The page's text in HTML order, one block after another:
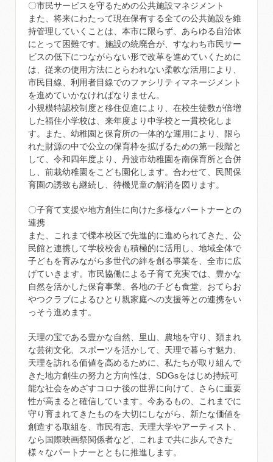
〇市民サービスを守るための公共施設マネジメント
また、将来にわたって現在保有する全ての公共施設を維
持管理していくことは、本市に限らず、あらゆる自治体
にとって困難です。施設の統廃合が、すなわち市民サー
ビスの低下につながらない形で改革を進めていくために
は、従来の使用方法にとらわれない柔軟な活用により、
市民目線、利用者目線でのファシリティマネージメント
を進めていかなければなりません。
小規模特認校制度と移住促進により、在校生徒数が倍増
した福住小学校は、来年度より中学校と一貫校化しま
す。また、幼稚園と保育所の一体的な運用により、限ら
れた財源の中で公立の保育枠を拡げるための第一段階と
して、令和四年度より、丹波市幼稚園を南保育所と合併
し、前栽幼稚園をこども園化します。合わせて、民間保
育園の誘致も継続し、待機児童の解消を図ります。
〇子育て支援や地方創生に向けた多様なパートナーとの
連携
また、これまで櫟本校区で先進的に進められてきた、公
民館と連携して学校校舎も積極的に活用し、地域全体で
子どもを育みながら多世代の絆を創る事業を、全市に広
げていきます。市民協働による子育て充実では、豊かな
自然を活かした保育事業、各地の子ども食堂、おてらお
やつクラブによるひとり親家庭への支援等との連携をい
っそう進めます。
天理の宝である豊かな自然、里山、農地を守り、類まれ
な芸術文化、スポーツを活かして、天理で暮らす魅力、
天理を訪れる価値を高めるために、私たちが取り組んで
きた地方創生の努力と方向性は、SDGsをはじめ持続可
能な社会をめざすコロナ後の世界に向けて、さらに重要
性が高まると確信しています。今あるもの、これまでに
守り育まれてきたものを大切にしながら、新たな価値を
創造する取組を、市民有志、天理大学やアーティスト、
なら国際映画祭関係者など、これまで共に歩んできた
様々なパートナーとともに推進します。